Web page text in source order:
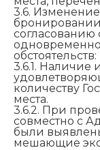
3.6.
обстоятельств:
3.6.1. Наличие
количеству
места.
3.6.2. При
совместно с
были
мешающие